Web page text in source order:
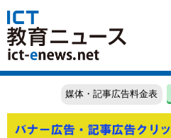
媒体・記事広告料金表